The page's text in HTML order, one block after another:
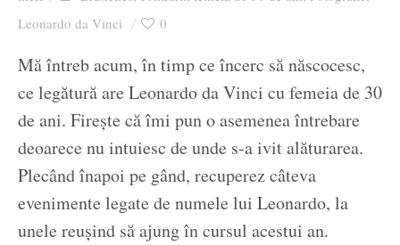
Leonardo da Vinci 0
Mă întreb acum, în timp ce încerc să născocesc,
ce legătură are Leonardo da Vinci cu femeia de 30
de ani. Firește că îmi pun o asemenea întrebare
deoarece nu intuiesc de unde s-a ivit alăturarea.
Plecând înapoi pe gând, recuperez câteva
evenimente legate de numele lui Leonardo, la
unele reușind să ajung în cursul acestui an.